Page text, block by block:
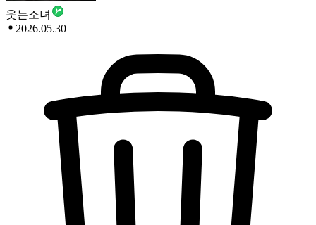
웃는소녀
2026.05.30